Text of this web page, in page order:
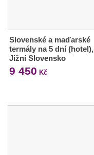
Slovenské a maďarské
termály na 5 dní (hotel),
Jižní Slovensko
9 450 Kč